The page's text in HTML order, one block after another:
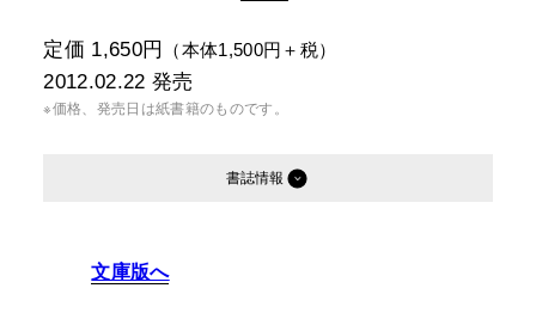
定価 1,650円 （本体1,500円＋税）
2012.02.22 発売
※価格、発売日は紙書籍のものです。
書誌情報
文庫版へ